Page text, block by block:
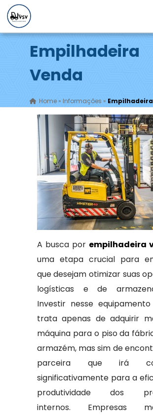
Empilhadeira
Venda
Home» Informações »
A busca por empilhadeira
uma etapa crucial para
que desejam otimizar suas
logísticas e de
Investir nesse
trata apenas de adquirir
máquina para o piso da
armazém, mas sim de
parceira que irá
significativamente para a
produtividade dos
internos. Empresas